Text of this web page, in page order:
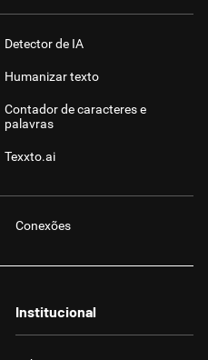
Detector de IA
Humanizar texto
Contador de caracteres e
palavras
Texxto.ai
Conexões
Institucional